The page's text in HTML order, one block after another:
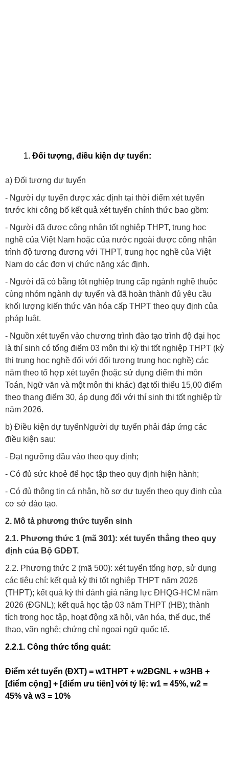
Đối tượng, điều kiện dự tuyển:
a) Đối tượng dự tuyển
- Người dự tuyển được xác định tại thời điểm xét tuyển
trước khi công bố kết quả xét tuyển chính thức bao gồm:
- Người đã được công nhận tốt nghiệp THPT, trung học
nghề của Việt Nam hoặc của nước ngoài được công nhận
trình độ tương đương với THPT, trung học nghề của Việt
Nam do các đơn vị chức năng xác định.
- Người đã có bằng tốt nghiệp trung cấp ngành nghề thuộc
cùng nhóm ngành dự tuyển và đã hoàn thành đủ yêu cầu
khối lượng kiến thức văn hóa cấp THPT theo quy định của
pháp luật.
- Nguồn xét tuyển vào chương trình đào tạo trình độ đại học
là thí sinh có tổng điểm 03 môn thi kỳ thi tốt nghiệp THPT (kỳ
thi trung học nghề đối với đối tượng trung học nghề) các
năm theo tổ hợp xét tuyển (hoặc sử dụng điểm thi môn
Toán, Ngữ văn và một môn thi khác) đạt tối thiểu 15,00 điểm
theo thang điểm 30, áp dụng đối với thí sinh thi tốt nghiệp từ
năm 2026.
b) Điều kiện dự tuyểnNgười dự tuyển phải đáp ứng các
điều kiện sau:
- Đạt ngưỡng đầu vào theo quy định;
- Có đủ sức khoẻ để học tập theo quy định hiện hành;
- Có đủ thông tin cá nhân, hồ sơ dự tuyển theo quy định của
cơ sở đào tạo.
2. Mô tả phương thức tuyển sinh
2.1. Phương thức 1 (mã 301): xét tuyển thẳng theo quy
định của Bộ GDĐT.
2.2. Phương thức 2 (mã 500): xét tuyển tổng hợp, sử dụng
các tiêu chí: kết quả kỳ thi tốt nghiệp THPT năm 2026
(THPT); kết quả kỳ thi đánh giá năng lực ĐHQG-HCM năm
2026 (ĐGNL); kết quả học tập 03 năm THPT (HB); thành
tích trong học tập, hoạt động xã hội, văn hóa, thể dục, thể
thao, văn nghệ; chứng chỉ ngoại ngữ quốc tế.
2.2.1. Công thức tổng quát:
Điểm xét tuyển (ĐXT) = w1THPT + w2ĐGNL + w3HB +
[điểm cộng] + [điểm ưu tiên] với tỷ lệ: w1 = 45%, w2 =
45% và w3 = 10%